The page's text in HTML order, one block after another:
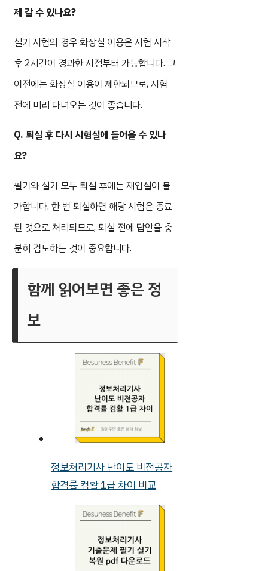
제 갈 수 있나요?
실기 시험의 경우 화장실 이용은 시험 시작
후 2시간이 경과한 시점부터 가능합니다. 그
이전에는 화장실 이용이 제한되므로, 시험
전에 미리 다녀오는 것이 좋습니다.
Q. 퇴실 후 다시 시험실에 들어올 수 있나
요?
필기와 실기 모두 퇴실 후에는 재입실이 불
가합니다. 한 번 퇴실하면 해당 시험은 종료
된 것으로 처리되므로, 퇴실 전에 답안을 충
분히 검토하는 것이 중요합니다.
함께 읽어보면 좋은 정
보
정보처리기사 난이도 비전공자
합격률 컴활 1급 차이 비교